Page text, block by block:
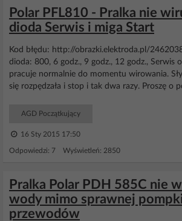
Polar PFL810 - Pralka nie
dioda Serwis i miga Start
Kod błędu: http://obrazki.elektroda.pl/
dioda: 800, 6 godz., 9 godz., 12 godz., Serwis
pracuje normalnie do momentu wirowania.
się rozpędzała i stop i tak dwa razy. Proszę o
AGD Początkujący
16 Sty 2015 17:50
Odpowiedzi: 7 Wyświetleń: 2850
Pralka Polar PDH 585C nie
wody mimo sprawnej
przewodów